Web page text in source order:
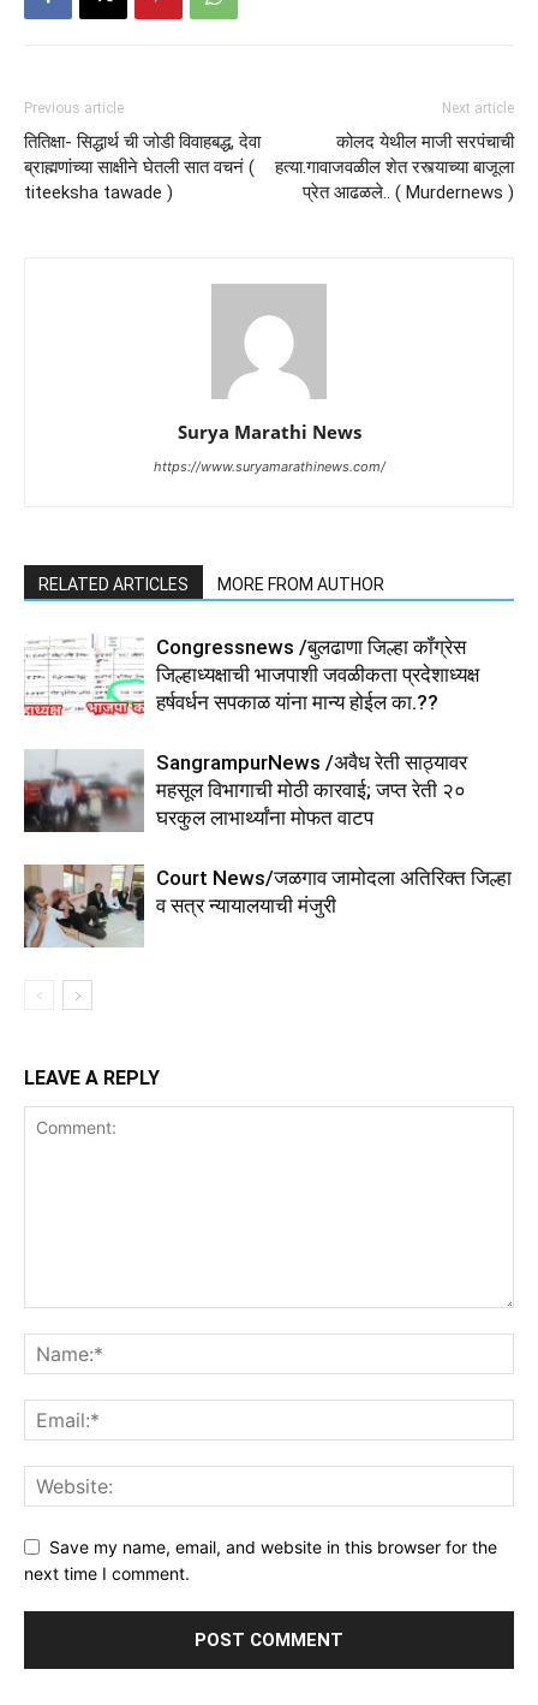
Previous article
तितिक्षा- सिद्धार्थ ची जोडी विवाहबद्ध, देवा
ब्राह्मणांच्या साक्षीने घेतली सात वचनं (
titeeksha tawade )
Next article
कोलद येथील माजी सरपंचाची
हत्या.गावाजवळील शेत रस्त्याच्या बाजूला
प्रेत आढळले.. ( Murdernews )
Surya Marathi News
https://www.suryamarathinews.com/
RELATED ARTICLES MORE FROM AUTHOR
Congressnews /बुलढाणा जिल्हा कॉंग्रेस
जिल्हाध्यक्षाची भाजपाशी जवळीकता प्रदेशाध्यक्ष
हर्षवर्धन सपकाळ यांना मान्य होईल का.??
SangrampurNews /अवैध रेती साठ्यावर
महसूल विभागाची मोठी कारवाई; जप्त रेती २०
घरकुल लाभार्थ्यांना मोफत वाटप
Court News/जळगाव जामोदला अतिरिक्त जिल्हा
व सत्र न्यायालयाची मंजुरी
LEAVE A REPLY
Save my name, email, and website in this browser for the
next time I comment.